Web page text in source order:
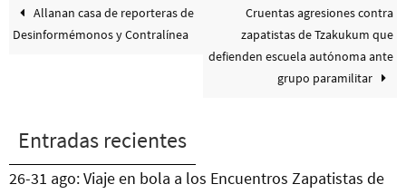
Allanan casa de reporteras de
Desinformémonos y Contralínea
Cruentas agresiones contra
zapatistas de Tzakukum que
defienden escuela autónoma ante
grupo paramilitar
Entradas recientes
26-31 ago: Viaje en bola a los Encuentros Zapatistas de